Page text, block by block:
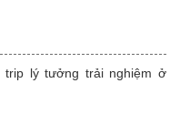
trip lý tưởng trải nghiệm ở